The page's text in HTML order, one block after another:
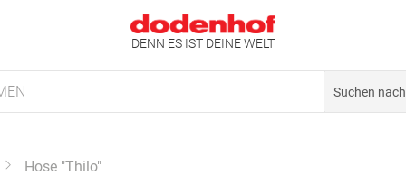
DENN ES IST DEINE WELT
Hose "Thilo"